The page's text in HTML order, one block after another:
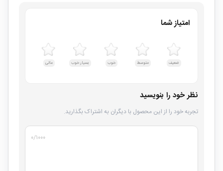
امتیاز شما
ضعیف متوسط خوب بسیار خوب عالی
نظر خود را بنویسید
تجربه خود را از این محصول با دیگران به اشتراک بگذارید.
۰/۱۰۰۰